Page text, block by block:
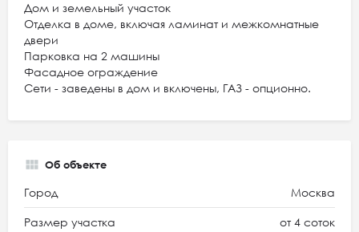
Дом и земельный участок
Отделка в доме, включая ламинат и межкомнатные
двери
Парковка на 2 машины
Фасадное ограждение
Сети - заведены в дом и включены, ГАЗ - опционно.
Об объекте
Город Москва
Размер участка от 4 соток